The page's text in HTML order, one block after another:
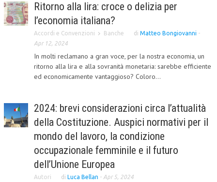
RISORSE UMANE
MARKETING
TREASURY IN FINANCIAL SERVICES
RISK MANAGEMENT
SVILUPPO SOSTENIBILE
L’UMANISTA
DIRITTO PENALE D’IMPRESA
DIRITTO DEL LAVORO
Ritorno alla lira: croce o delizia per
l’economia italiana?
Accordi e Convenzioni Banche di Matteo Bongiovanni -
Apr 12, 2024
In molti reclamano a gran voce, per la nostra economia, un
ritorno alla lira e alla sovranità monetaria: sarebbe efficiente
ed economicamente vantaggioso? Coloro...
2024: brevi considerazioni circa l’attualità
della Costituzione. Auspici normativi per il
mondo del lavoro, la condizione
occupazionale femminile e il futuro
dell’Unione Europea
Autori di Luca Bellan - Apr 5, 2024